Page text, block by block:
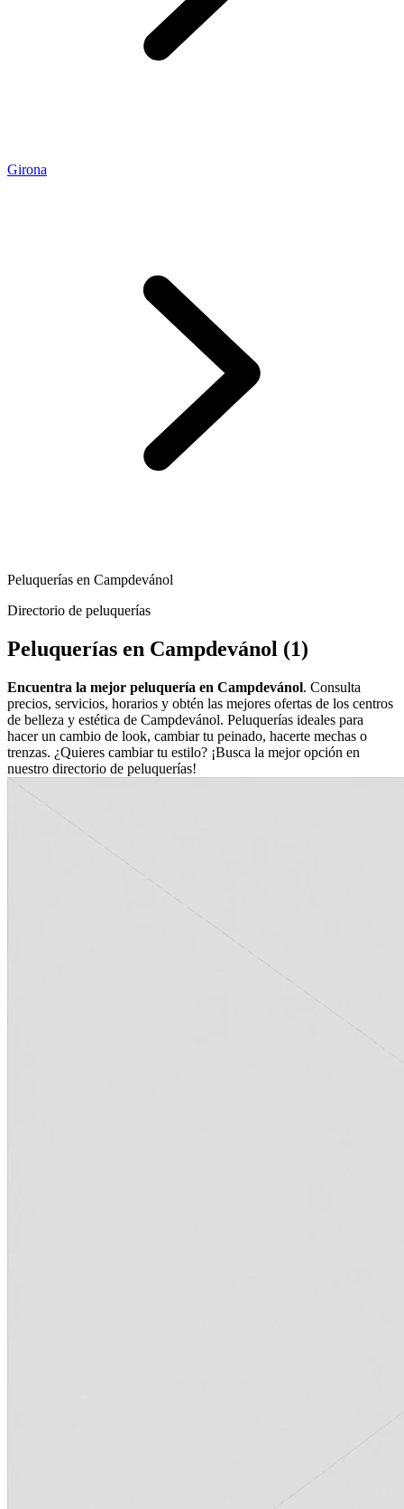
Girona
Peluquerías en Campdevánol
Directorio de peluquerías
Peluquerías en Campdevánol (1)
Encuentra la mejor peluquería en Campdevánol. Consulta
precios, servicios, horarios y obtén las mejores ofertas de los centros
de belleza y estética de Campdevánol. Peluquerías ideales para
hacer un cambio de look, cambiar tu peinado, hacerte mechas o
trenzas. ¿Quieres cambiar tu estilo? ¡Busca la mejor opción en
nuestro directorio de peluquerías!